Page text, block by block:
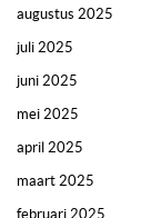
augustus 2025
juli 2025
juni 2025
mei 2025
april 2025
maart 2025
februari 2025